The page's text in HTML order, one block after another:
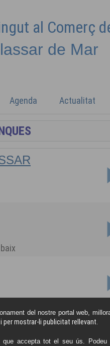
al Comerç
de Mar
Agenda Actualitat
lloguers immobles
del nostre portal web,
mostrar-li publicitat rellevant.
que accepta tot el seu ús.